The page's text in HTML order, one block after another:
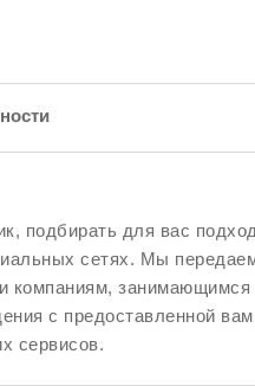
подбирать для вас
сетях. Мы
компаниям,
с предоставленной
сервисов.